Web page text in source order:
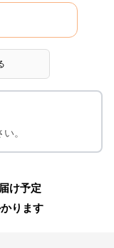
。
け予定
ります